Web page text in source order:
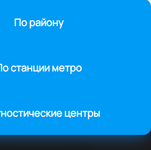
По району
станции метро
центры